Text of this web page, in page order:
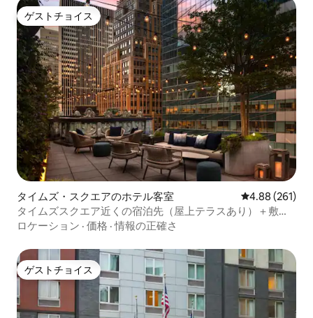
ゲストチョイス
ゲストチョイス
タイムズ・スクエアのホテル客室 レビュー261
4.88 (261)
タイムズスクエア近くの宿泊先（屋上テラスあり）＋敷地
内の5軒のレストラン
ロケーション · 価格 ·情報の正確さ
ゲストチョイス
ゲストチョイス